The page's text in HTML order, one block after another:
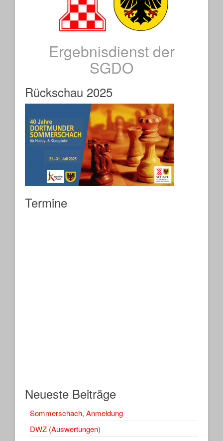
Ergebnisdienst der
SGDO
Rückschau 2025
Termine
Neueste Beiträge
Sommerschach, Anmeldung
DWZ (Auswertungen)